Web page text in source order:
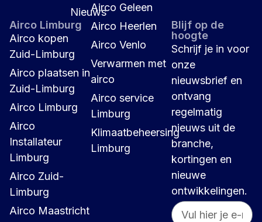
Nieuws
Airco Limburg
Airco kopen
Zuid-Limburg
Airco plaatsen in
Zuid-Limburg
Airco Limburg
Airco
Installateur
Limburg
Airco Zuid-
Limburg
Airco Maastricht
Airco Geleen
Airco Heerlen
Airco Venlo
Verwarmen met
airco
Airco service
Limburg
Klimaatbeheersing
Limburg
Blijf op de
hoogte
Schrijf je in voor
onze
nieuwsbrief en
ontvang
regelmatig
nieuws uit de
branche,
kortingen en
nieuwe
ontwikkelingen.